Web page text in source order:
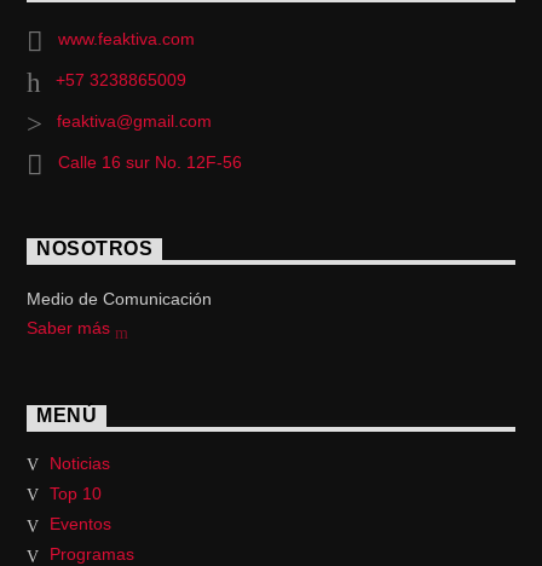
www.feaktiva.com
+57 3238865009
feaktiva@gmail.com
Calle 16 sur No. 12F-56
NOSOTROS
Medio de Comunicación
Saber más
MENÚ
Noticias
Top 10
Eventos
Programas